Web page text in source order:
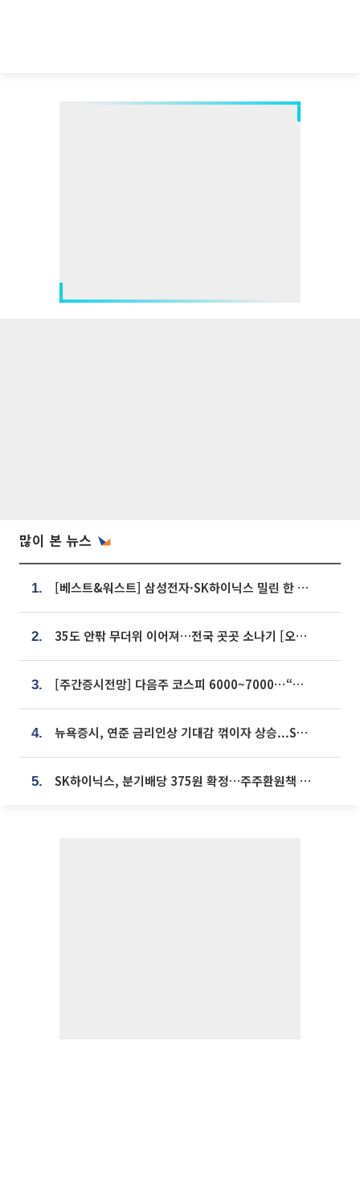
많이 본 뉴스
1. [베스트&워스트] 삼성전자·SK하이닉스 밀린 한 주…상상인증권은 85% 급등
2. 35도 안팎 무더위 이어져…전국 곳곳 소나기 [오늘 날씨]
3. [주간증시전망] 다음주 코스피 6000~7000⋯“外人 수급은 정책이 변수”
4. 뉴욕증시, 연준 금리인상 기대감 꺾이자 상승...S&P500 사상 최고치 [종합]
5. SK하이닉스, 분기배당 375원 확정…주주환원책 9월로 앞당겨 발표